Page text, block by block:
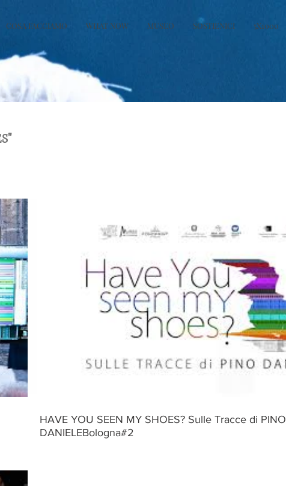
COSA FACCIAMO WHAT NOW MUSEO SOSTIENICI 5X1000
HAVE YOU SEEN MY SHOES? Sulle Tracce di PINO
DANIELEBologna#2